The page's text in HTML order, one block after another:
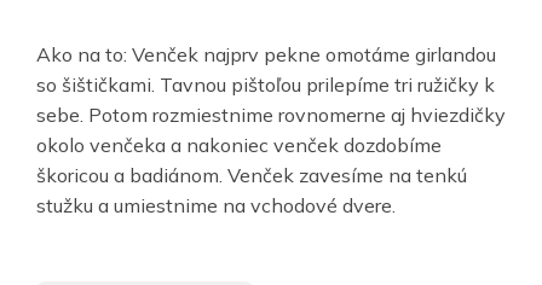
Ako na to: Venček najprv pekne omotáme girlandou
so šištičkami. Tavnou pištoľou prilepíme tri ružičky k
sebe. Potom rozmiestnime rovnomerne aj hviezdičky
okolo venčeka a nakoniec venček dozdobíme
škoricou a badiánom. Venček zavesíme na tenkú
stužku a umiestnime na vchodové dvere.